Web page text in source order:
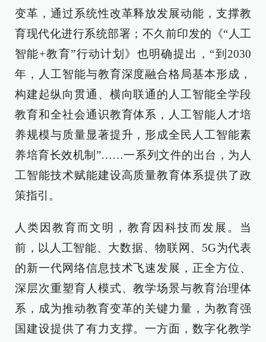
变革，通过系统性改革释放发展动能，支撑教
育现代化进行系统部署；不久前印发的《“人工
智能+教育”行动计划》也明确提出，“到2030
年，人工智能与教育深度融合格局基本形成，
构建起纵向贯通、横向联通的人工智能全学段
教育和全社会通识教育体系，人工智能人才培
养规模与质量显著提升，形成全民人工智能素
养培育长效机制”……一系列文件的出台，为人
工智能技术赋能建设高质量教育体系提供了政
策指引。
人类因教育而文明，教育因科技而发展。当
前，以人工智能、大数据、物联网、5G为代表
的新一代网络信息技术飞速发展，正全方位、
深层次重塑育人模式、教学场景与教育治理体
系，成为推动教育变革的关键力量，为教育强
国建设提供了有力支撑。一方面，数字化教学